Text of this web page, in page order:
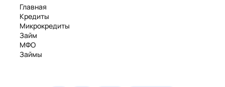
Главная
Кредиты
Микрокредиты
Займ
МФО
Займы